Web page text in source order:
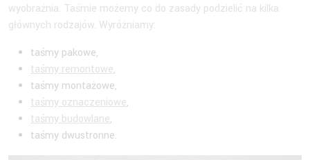
wyobraźnia. Taśmie możemy co do zasady podzielić na kilka
głównych rodzajów. Wyróżniamy:
taśmy pakowe,
taśmy remontowe,
taśmy montażowe,
taśmy oznaczeniowe,
taśmy budowlane,
taśmy dwustronne.